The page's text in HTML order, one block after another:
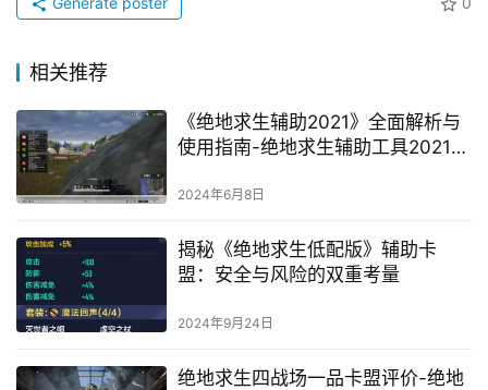
相关推荐
《绝地求生辅助2021》全面解析与
使用指南-绝地求生辅助工具2021版
2024年6月8日
揭秘《绝地求生低配版》辅助卡
盟：安全与风险的双重考量
2024年9月24日
绝地求生四战场一品卡盟评价-绝地